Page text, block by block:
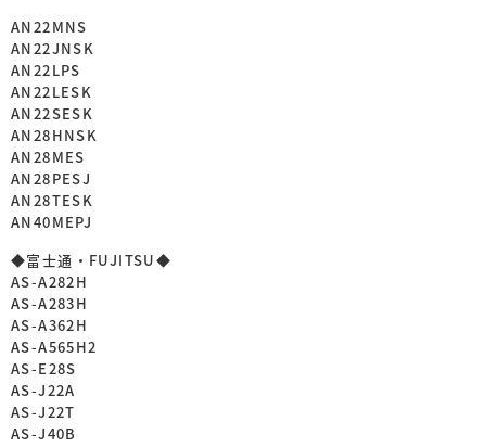
AN22MNS
AN22JNSK
AN22LPS
AN22LESK
AN22SESK
AN28HNSK
AN28MES
AN28PESJ
AN28TESK
AN40MEPJ
◆富士通・FUJITSU◆
AS-A282H
AS-A283H
AS-A362H
AS-A565H2
AS-E28S
AS-J22A
AS-J22T
AS-J40B